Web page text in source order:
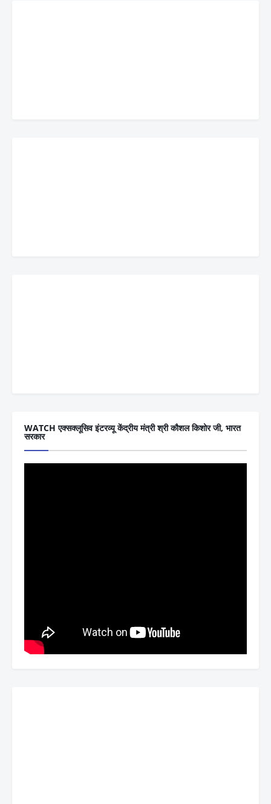
WATCH एक्सक्लूसिव इंटरव्यू केंद्रीय मंत्री श्री कौशल किशोर जी, भारत
सरकार